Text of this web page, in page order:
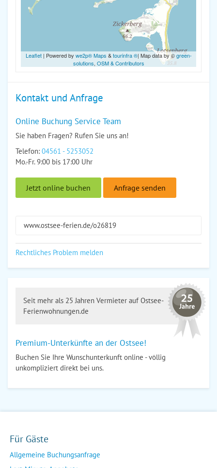
Leaflet| Powered by we2p® Maps &tourinfra ®| Map data by ©green-
solutions, OSM & Contributors
Kontakt und Anfrage
Online Buchung Service Team
Sie haben Fragen? Rufen Sie uns an!
Telefon: 04561 - 5253052
Mo.-Fr. 9:00 bis 17:00 Uhr
Jetzt online buchen Anfrage senden
www.ostsee-ferien.de/o26819
Rechtliches Problem melden
Seit mehr als 25 Jahren Vermieter auf Ostsee-
Ferienwohnungen.de
Premium-Unterkünfte an der Ostsee!
Buchen Sie Ihre Wunschunterkunft online - völlig
unkompliziert direkt bei uns.
Für Gäste
Allgemeine Buchungsanfrage